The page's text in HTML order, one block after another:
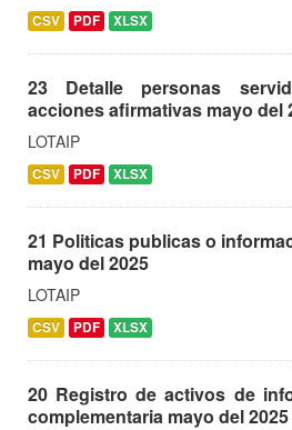
CSV PDF XLSX
23 Detalle personas
acciones afirmativas mayo del
LOTAIP
CSV PDF XLSX
21 Politicas publicas o
mayo del 2025
LOTAIP
CSV PDF XLSX
20 Registro de activos de
complementaria mayo del 2025